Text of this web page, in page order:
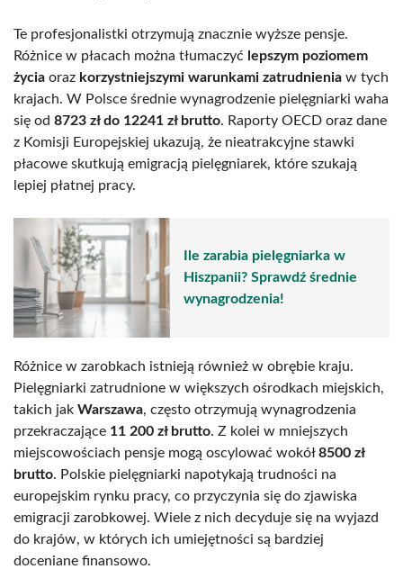
Te profesjonalistki otrzymują znacznie wyższe pensje.
Różnice w płacach można tłumaczyć lepszym poziomem
życia oraz korzystniejszymi warunkami zatrudnienia w tych
krajach. W Polsce średnie wynagrodzenie pielęgniarki waha
się od 8723 zł do 12241 zł brutto. Raporty OECD oraz dane
z Komisji Europejskiej ukazują, że nieatrakcyjne stawki
płacowe skutkują emigracją pielęgniarek, które szukają
lepiej płatnej pracy.
Ile zarabia pielęgniarka w
Hiszpanii? Sprawdź średnie
wynagrodzenia!
Różnice w zarobkach istnieją również w obrębie kraju.
Pielęgniarki zatrudnione w większych ośrodkach miejskich,
takich jak Warszawa, często otrzymują wynagrodzenia
przekraczające 11 200 zł brutto. Z kolei w mniejszych
miejscowościach pensje mogą oscylować wokół8500 zł
brutto. Polskie pielęgniarki napotykają trudności na
europejskim rynku pracy, co przyczynia się do zjawiska
emigracji zarobkowej. Wiele z nich decyduje się na wyjazd
do krajów, w których ich umiejętności są bardziej
doceniane finansowo.